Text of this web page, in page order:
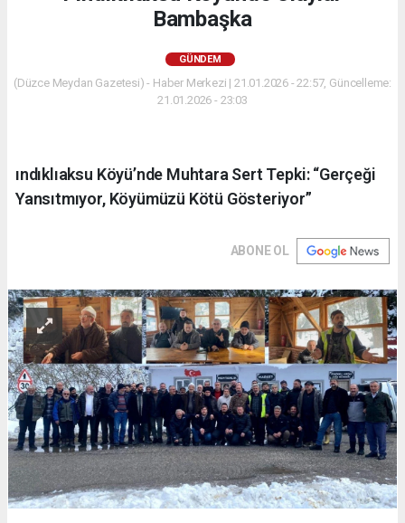
Bambaşka
GÜNDEM
(Düzce Meydan Gazetesi) - Haber Merkezi | 21.01.2026 - 22:57, Güncelleme:
21.01.2026 - 23:03
ındıklıaksu Köyü’nde Muhtara Sert Tepki: “Gerçeği
Yansıtmıyor, Köyümüzü Kötü Gösteriyor”
ABONE OL